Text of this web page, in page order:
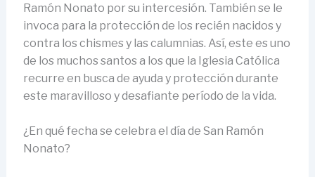
Ramón Nonato por su intercesión. También se le
invoca para la protección de los recién nacidos y
contra los chismes y las calumnias. Así, este es uno
de los muchos santos a los que la Iglesia Católica
recurre en busca de ayuda y protección durante
este maravilloso y desafiante período de la vida.
¿En qué fecha se celebra el día de San Ramón
Nonato?